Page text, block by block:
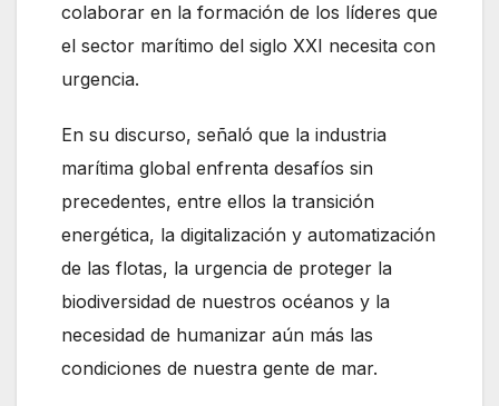
colaborar en la formación de los líderes que
el sector marítimo del siglo XXI necesita con
urgencia.
En su discurso, señaló que la industria
marítima global enfrenta desafíos sin
precedentes, entre ellos la transición
energética, la digitalización y automatización
de las flotas, la urgencia de proteger la
biodiversidad de nuestros océanos y la
necesidad de humanizar aún más las
condiciones de nuestra gente de mar.